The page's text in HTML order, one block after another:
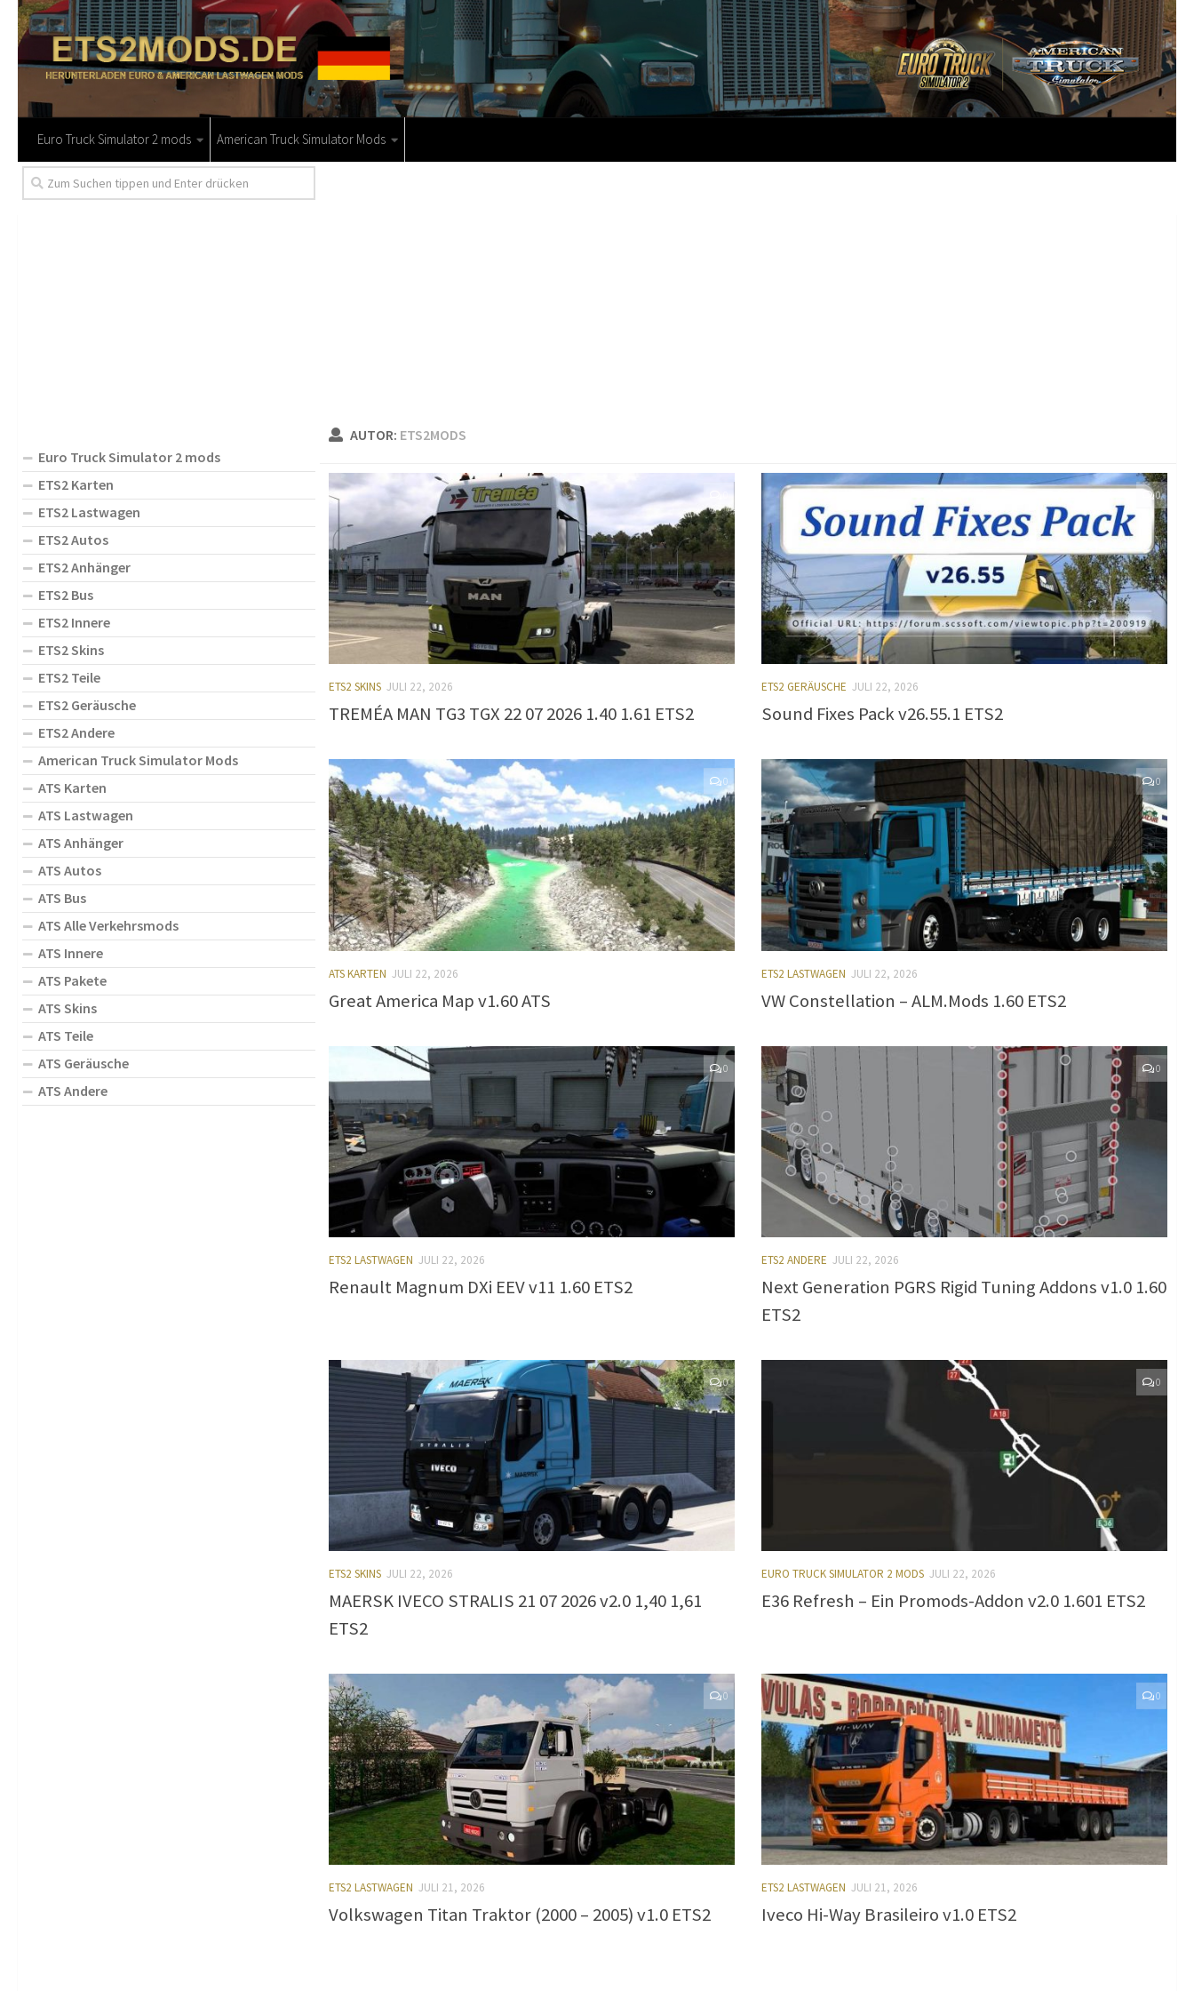
Euro Truck Simulator 2 mods American Truck Simulator Mods
AUTOR: ETS2MODS
ETS2 SKINS JULI 22, 2026
TREMÉA MAN TG3 TGX 22 07 2026 1.40 1.61 ETS2
0
ETS2 GERÄUSCHE JULI 22, 2026
Sound Fixes Pack v26.55.1 ETS2
0
ATS KARTEN JULI 22, 2026
Great America Map v1.60 ATS
0
ETS2 LASTWAGEN JULI 22, 2026
VW Constellation – ALM.Mods 1.60 ETS2
0
ETS2 LASTWAGEN JULI 22, 2026
Renault Magnum DXi EEV v11 1.60 ETS2
0
ETS2 ANDERE JULI 22, 2026
Next Generation PGRS Rigid Tuning Addons v1.0 1.60
ETS2
0
ETS2 SKINS JULI 22, 2026
MAERSK IVECO STRALIS 21 07 2026 v2.0 1,40 1,61
ETS2
0
EURO TRUCK SIMULATOR 2 MODS JULI 22, 2026
E36 Refresh – Ein Promods-Addon v2.0 1.601 ETS2
0
ETS2 LASTWAGEN JULI 21, 2026
Volkswagen Titan Traktor (2000 – 2005) v1.0 ETS2
0
ETS2 LASTWAGEN JULI 21, 2026
Iveco Hi-Way Brasileiro v1.0 ETS2
Euro Truck Simulator 2 mods
ETS2 Karten
ETS2 Lastwagen
ETS2 Autos
ETS2 Anhänger
ETS2 Bus
ETS2 Innere
ETS2 Skins
ETS2 Teile
ETS2 Geräusche
ETS2 Andere
American Truck Simulator Mods
ATS Karten
ATS Lastwagen
ATS Anhänger
ATS Autos
ATS Bus
ATS Alle Verkehrsmods
ATS Innere
ATS Pakete
ATS Skins
ATS Teile
ATS Geräusche
ATS Andere